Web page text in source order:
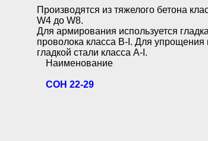
Производятся из тяжелого бетона
W4 до W8.
Для армирования используется
проволока класса В-I. Для упрощения
гладкой стали класса А-I.
Наименование
СОН 22-29